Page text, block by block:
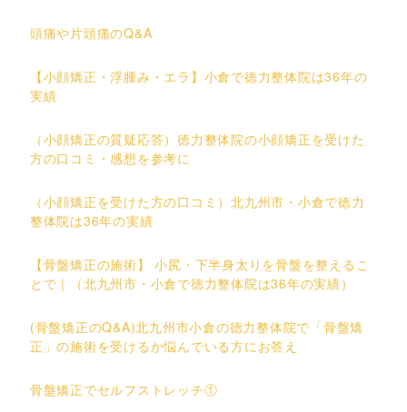
頭痛や片頭痛のQ&A
【小顔矯正・浮腫み・エラ】小倉で徳力整体院は36年の
実績
（小顔矯正の質疑応答）徳力整体院の小顔矯正を受けた
方の口コミ・感想を参考に
（小顔矯正を受けた方の口コミ）北九州市・小倉で徳力
整体院は36年の実績
【骨盤矯正の施術】 小尻・下半身太りを骨盤を整えるこ
とで｜（北九州市・小倉で徳力整体院は36年の実績）
(骨盤矯正のQ&A)北九州市小倉の徳力整体院で「骨盤矯
正」の施術を受けるか悩んでいる方にお答え
骨盤矯正でセルフストレッチ①